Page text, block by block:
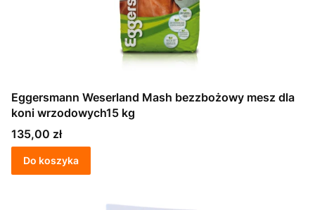
Eggersmann Weserland Mash bezzbożowy mesz dla
koni wrzodowych15 kg
Cena
135,00 zł
Do koszyka